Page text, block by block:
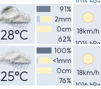
35°C
28°C
29°C
91%
2mm
0cm
62%
18km/h
1014 hPa
25°C
100%
<1mm
0cm
76%
18km/h
1016 hPa